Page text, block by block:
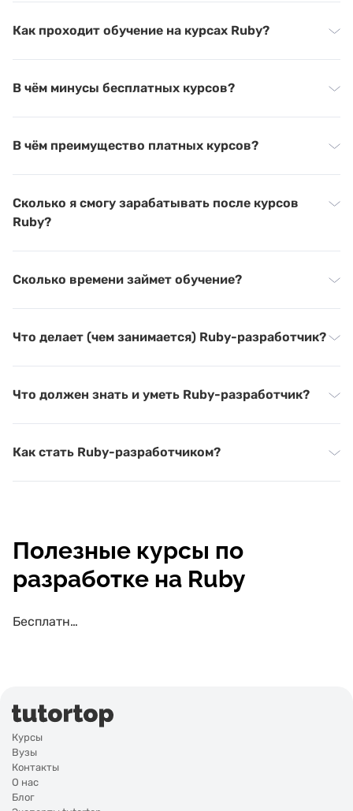
Как проходит обучение на курсах Ruby?
В чём минусы бесплатных курсов?
В чём преимущество платных курсов?
Сколько я смогу зарабатывать после курсов
Ruby?
Сколько времени займет обучение?
Что делает (чем занимается) Ruby-разработчик?
Что должен знать и уметь Ruby-разработчик?
Как стать Ruby-разработчиком?
Полезные курсы по
разработке на Ruby
Бесплатные курсы по разработке на Ruby
Курсы
Вузы
Контакты
О нас
Блог